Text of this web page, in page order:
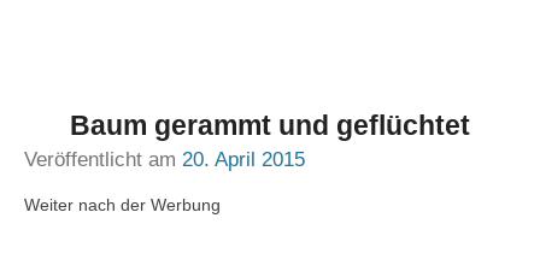
Baum gerammt und geflüchtet
Veröffentlicht am 20. April 2015
Weiter nach der Werbung